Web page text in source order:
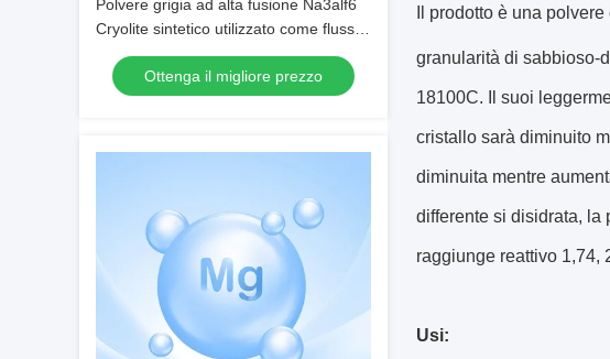
Polvere grigia ad alta fusione Na3alf6
Cryolite sintetico utilizzato come flusso
di elettroli­si dell'alluminio
Ottenga il migliore prezzo
Il prodotto è una
granularità di sabbioso-
18100C. Il suoi
cristallo sarà diminuito
diminuita mentre
differente si disidrata, la
raggiunge reattivo 1,74,
Usi: